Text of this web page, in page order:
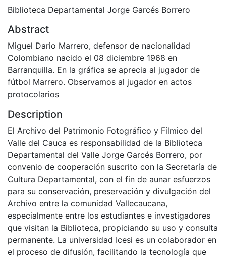
Biblioteca Departamental Jorge Garcés Borrero
Abstract
Miguel Dario Marrero, defensor de nacionalidad
Colombiano nacido el 08 diciembre 1968 en
Barranquilla. En la gráfica se aprecia al jugador de
fútbol Marrero. Observamos al jugador en actos
protocolarios
Description
El Archivo del Patrimonio Fotográfico y Fílmico del
Valle del Cauca es responsabilidad de la Biblioteca
Departamental del Valle Jorge Garcés Borrero, por
convenio de cooperación suscrito con la Secretaría de
Cultura Departamental, con el fin de aunar esfuerzos
para su conservación, preservación y divulgación del
Archivo entre la comunidad Vallecaucana,
especialmente entre los estudiantes e investigadores
que visitan la Biblioteca, propiciando su uso y consulta
permanente. La universidad Icesi es un colaborador en
el proceso de difusión, facilitando la tecnología que